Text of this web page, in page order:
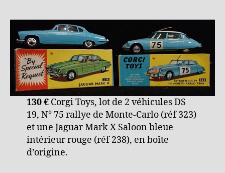
130 €Corgi Toys, lot de 2 véhicules DS
19, N° 75 rallye de Monte-Carlo (réf 323)
et une Jaguar Mark X Saloon bleue
intérieur rouge (réf 238), en boîte
d’origine.